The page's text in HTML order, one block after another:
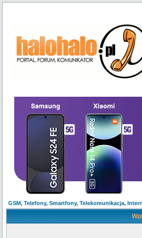
GSM, Telefony, Smartfony, Telekomunikacja,